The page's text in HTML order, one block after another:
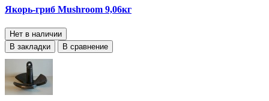
Якорь-гриб Mushroom 9,06кг
Нет в наличии
В закладки
В сравнение